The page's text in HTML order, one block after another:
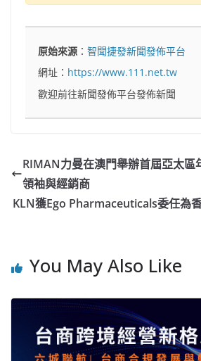
原始來源 ：智聞捷發新聞發佈平台
網址： https://www.111.net.tw
歡迎前往新聞發佈平台發佈新聞
RIMAN力曼在澳門舉辦首屆亞太區
領袖與經銷商
KLN獲Ego Pharmaceuticals委任為
You May Also Like